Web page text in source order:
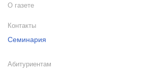
О газете
Контакты
Семинария
Абитуриентам